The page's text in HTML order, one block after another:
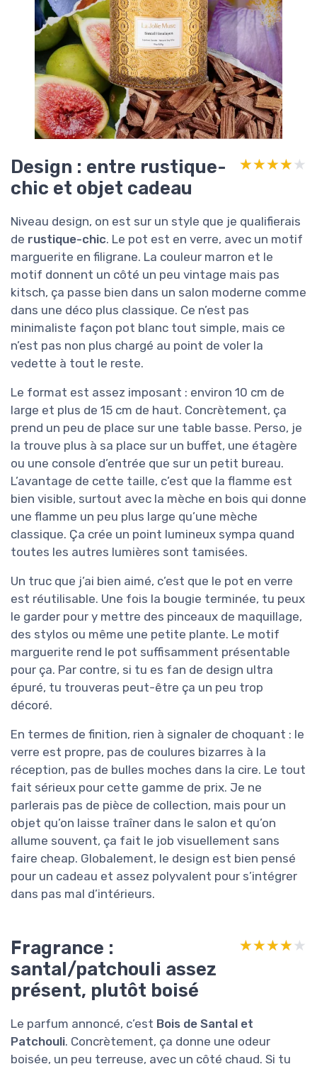
Design : entre rustique-
chic et objet cadeau
★★★★★
★★★★★
Niveau design, on est sur un style que je qualifierais
de rustique-chic. Le pot est en verre, avec un motif
marguerite en filigrane. La couleur marron et le
motif donnent un côté un peu vintage mais pas
kitsch, ça passe bien dans un salon moderne comme
dans une déco plus classique. Ce n’est pas
minimaliste façon pot blanc tout simple, mais ce
n’est pas non plus chargé au point de voler la
vedette à tout le reste.
Le format est assez imposant : environ 10 cm de
large et plus de 15 cm de haut. Concrètement, ça
prend un peu de place sur une table basse. Perso, je
la trouve plus à sa place sur un buffet, une étagère
ou une console d’entrée que sur un petit bureau.
L’avantage de cette taille, c’est que la flamme est
bien visible, surtout avec la mèche en bois qui donne
une flamme un peu plus large qu’une mèche
classique. Ça crée un point lumineux sympa quand
toutes les autres lumières sont tamisées.
Un truc que j’ai bien aimé, c’est que le pot en verre
est réutilisable. Une fois la bougie terminée, tu peux
le garder pour y mettre des pinceaux de maquillage,
des stylos ou même une petite plante. Le motif
marguerite rend le pot suffisamment présentable
pour ça. Par contre, si tu es fan de design ultra
épuré, tu trouveras peut-être ça un peu trop
décoré.
En termes de finition, rien à signaler de choquant : le
verre est propre, pas de coulures bizarres à la
réception, pas de bulles moches dans la cire. Le tout
fait sérieux pour cette gamme de prix. Je ne
parlerais pas de pièce de collection, mais pour un
objet qu’on laisse traîner dans le salon et qu’on
allume souvent, ça fait le job visuellement sans
faire cheap. Globalement, le design est bien pensé
pour un cadeau et assez polyvalent pour s’intégrer
dans pas mal d’intérieurs.
Fragrance :
santal/patchouli assez
présent, plutôt boisé
★★★★★
★★★★★
Le parfum annoncé, c’est Bois de Santal et
Patchouli. Concrètement, ça donne une odeur
boisée, un peu terreuse, avec un côté chaud. Si tu